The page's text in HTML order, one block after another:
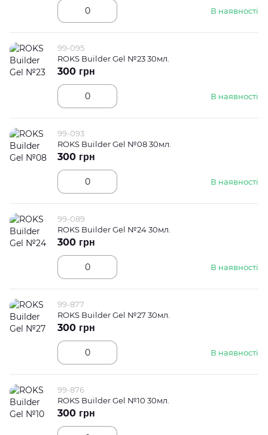
В наявності
99-095
ROKS Builder Gel №23 30мл.
В наявності
300 грн
99-093
ROKS Builder Gel №08 30мл.
В наявності
300 грн
99-089
ROKS Builder Gel №24 30мл.
В наявності
300 грн
99-877
ROKS Builder Gel №27 30мл.
В наявності
300 грн
99-876
ROKS Builder Gel №10 30мл.
300 грн